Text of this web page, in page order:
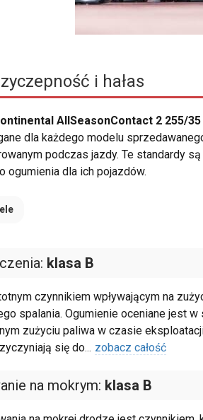
i hałas
AllSeasonContact 2 255/35
dla każdego modelu
podczas jazdy. Te standardy
ogumienia dla ich pojazdów.
klasa B
czynnikiem wpływającym na
spalania. Ogumienie oceniane jest
zużyciu paliwa w czasie
się do... zobacz całość
na mokrym: klasa B